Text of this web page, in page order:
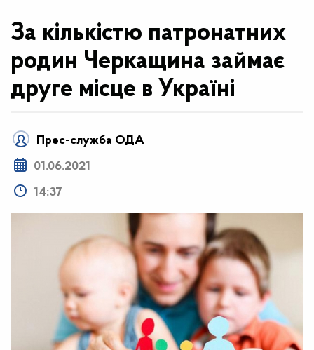
За кількістю патронатних
родин Черкащина займає
друге місце в Україні
Прес-служба ОДА
01.06.2021
14:37